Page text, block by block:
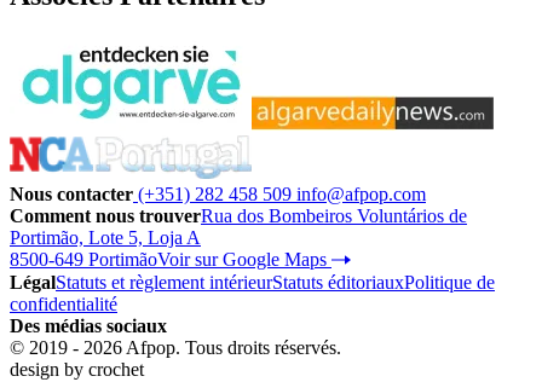
Nous contacter (+351) 282 458 509 info@afpop.com
Comment nous trouverRua dos Bombeiros Voluntários de
Portimão, Lote 5, Loja A
8500-649 PortimãoVoir sur Google Maps
LégalStatuts et règlement intérieurStatuts éditoriauxPolitique de
confidentialité
Des médias sociaux
© 2019 - 2026 Afpop. Tous droits réservés.
design by crochet